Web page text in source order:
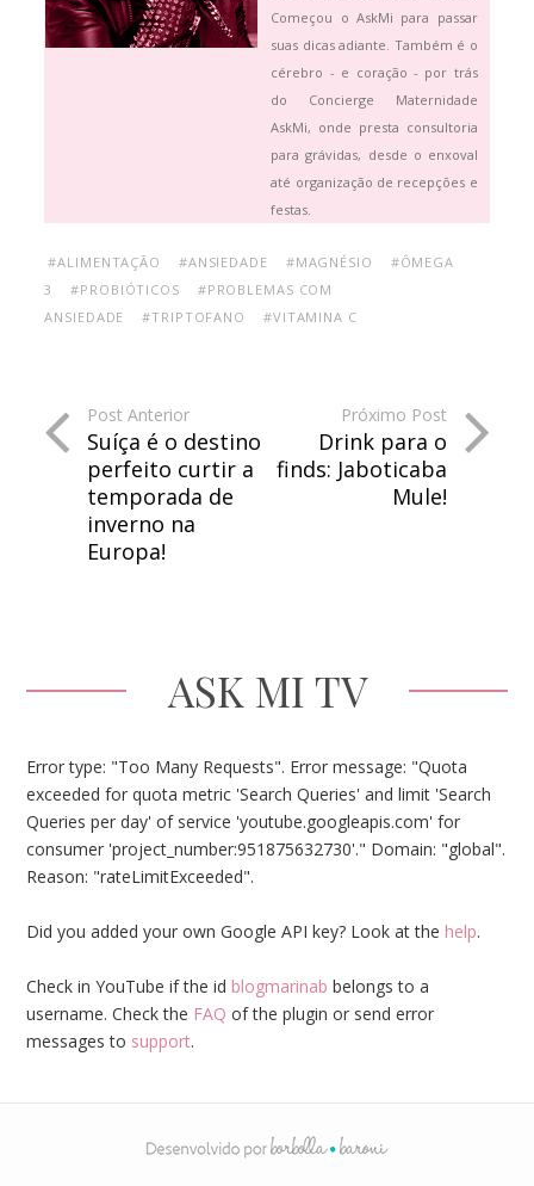
Começou o AskMi para passar
suas dicas adiante. Também é o
cérebro - e coração - por trás
do Concierge Maternidade
AskMi, onde presta consultoria
para grávidas, desde o enxoval
até organização de recepções e
festas.
#ALIMENTAÇÃO #ANSIEDADE #MAGNÉSIO
#ÔMEGA
3
#PROBIÓTICOS
#PROBLEMAS COM
ANSIEDADE
#TRIPTOFANO #VITAMINA C
Post Anterior
Suíça é o destino
perfeito curtir a
temporada de
inverno na
Europa!
Próximo Post
Drink para o
finds: Jaboticaba
Mule!
ASK MI TV
Error type: "Too Many Requests". Error message: "Quota
exceeded for quota metric 'Search Queries' and limit 'Search
Queries per day' of service 'youtube.googleapis.com' for
consumer 'project_number:951875632730'." Domain: "global".
Reason: "rateLimitExceeded".
Did you added your own Google API key? Look at the help.
Check in YouTube if the id blogmarinab belongs to a
username. Check the FAQ of the plugin or send error
messages to support.